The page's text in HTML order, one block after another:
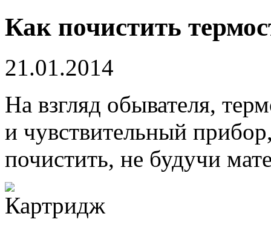
Как почистить
21.01.2014
На взгляд обывателя,
и чувствительный
почистить, не будучи